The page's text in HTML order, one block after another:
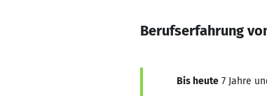
Berufserfahrung
Bis heute 7 Jahre